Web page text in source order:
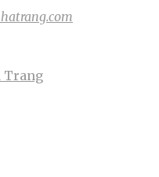
Trang